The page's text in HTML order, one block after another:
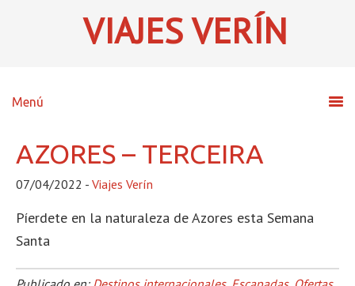
VIAJES VERÍN
AZORES – TERCEIRA
07/04/2022 - Viajes Verín
Píerdete en la naturaleza de Azores esta Semana
Santa